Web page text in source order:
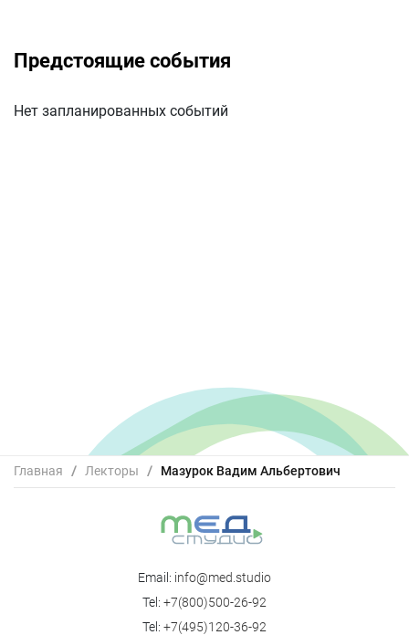
Предстоящие события
Нет запланированных событий
Главная / Лекторы / Мазурок Вадим Альбертович
Email: info@med.studio
Tel: +7(800)500-26-92
Tel: +7(495)120-36-92